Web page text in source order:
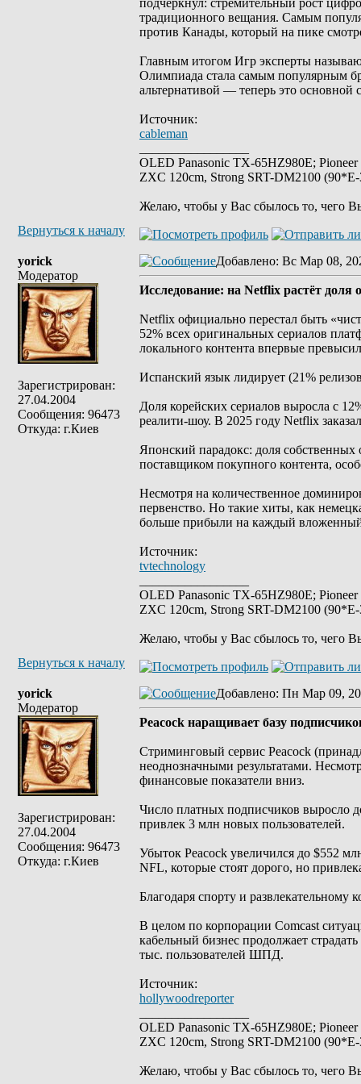
подчеркнул: стремительный рост
традиционного вещания. Самым
против Канады, который на пике
Главным итогом Игр эксперты
Олимпиада стала самым популярным
альтернативой — теперь это основной
Источник:
cableman
OLED Panasonic TX-65HZ980E;
ZXC 120cm, Strong SRT-DM2100
Желаю, чтобы у Вас сбылось то, чего
Вернуться к началу
yorick
Модератор
Зарегистрирован:
27.04.2004
Сообщения: 96473
Откуда: г.Киев
Добавлено: Вс Мар 08,
Исследование: на Netflix растёт доля
Netflix официально перестал быть
52% всех оригинальных сериалов
локального контента впервые
Испанский язык лидирует (21%
Доля корейских сериалов выросла с
реалити-шоу. В 2025 году Netflix
Японский парадокс: доля
поставщиком покупного контента,
Несмотря на количественное
первенство. Но такие хиты, как
больше прибыли на каждый
Источник:
tvtechnology
OLED Panasonic TX-65HZ980E;
ZXC 120cm, Strong SRT-DM2100
Желаю, чтобы у Вас сбылось то, чего
Вернуться к началу
yorick
Модератор
Зарегистрирован:
27.04.2004
Сообщения: 96473
Откуда: г.Киев
Добавлено: Пн Мар 09,
Peacock наращивает базу
Стриминговый сервис Peacock
неоднозначными результатами.
финансовые показатели вниз.
Число платных подписчиков выросло
привлек 3 млн новых пользователей.
Убыток Peacock увеличился до $552
NFL, которые стоят дорого, но
Благодаря спорту и развлекательному
В целом по корпорации Comcast
кабельный бизнес продолжает
тыс. пользователей ШПД.
Источник:
hollywoodreporter
OLED Panasonic TX-65HZ980E;
ZXC 120cm, Strong SRT-DM2100
Желаю, чтобы у Вас сбылось то, чего